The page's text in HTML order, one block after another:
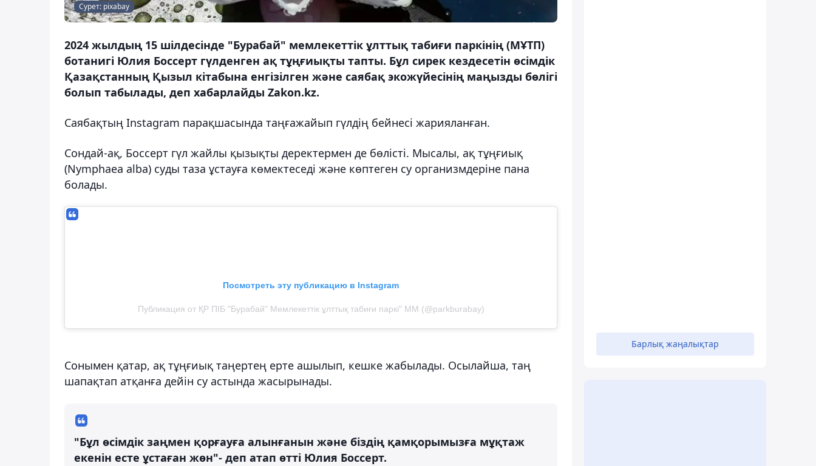
Сурет: pixabay
2024 жылдың 15 шілдесінде "Бурабай" мемлекеттік ұлттық табиғи паркінің (МҰТП)
ботанигі Юлия Боссерт гүлденген ақ тұңғиықты тапты. Бұл сирек кездесетін өсімдік
Қазақстанның Қызыл кітабына енгізілген және саябақ экожүйесінің маңызды бөлігі
болып табылады, деп хабарлайды Zakon.kz.
Саябақтың Instagram парақшасында таңғажайып гүлдің бейнесі жарияланған.
Сондай-ақ, Боссерт гүл жайлы қызықты деректермен де бөлісті. Мысалы, ақ тұңғиық
(Nymphaea alba) суды таза ұстауға көмектеседі және көптеген су организмдеріне пана
болады.
Посмотреть эту публикацию в Instagram
Публикация от ҚР ПІБ "Бурабай" Мемлекеттік ұлттық табиғи паркі" ММ (@parkburabay)
Сонымен қатар, ақ тұңғиық таңертең ерте ашылып, кешке жабылады. Осылайша, таң
шапақтап атқанға дейін су астында жасырынады.
"Бұл өсімдік заңмен қорғауға алынғанын және біздің қамқорымызға мұқтаж
екенін есте ұстаған жөн"- деп атап өтті Юлия Боссерт.
Барлық жаңалықтар